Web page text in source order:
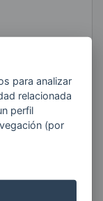
para analizar
relacionada
perfil
(por